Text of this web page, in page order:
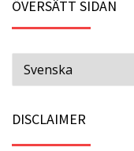
ÖVERSÄTT SIDAN
DISCLAIMER